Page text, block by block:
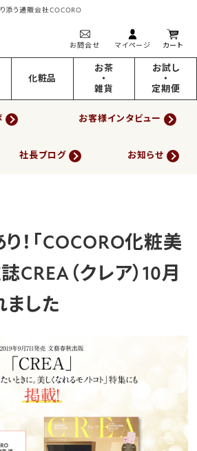
添う通販会社COCORO
お問合せ マイページ カート
化粧品
お茶
・
雑貨
お試し
・
定期便
お客様インタビュー
社長ブログ お知らせ
！「COCORO化粧美
CREA（クレア）10月
した